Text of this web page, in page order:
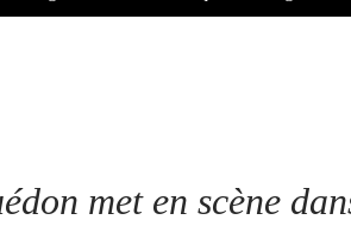
met en scène